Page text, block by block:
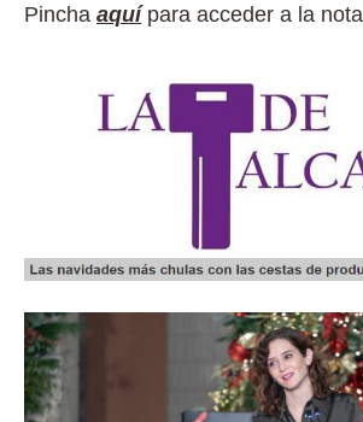
Pincha aquípara acceder a la nota